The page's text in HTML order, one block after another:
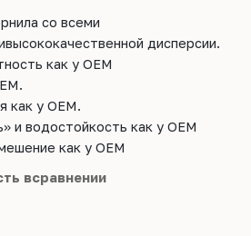
со всеми
дисперсии.
как у OEM
как у OEM.
и водостойкость как у OEM
как у OEM
всравнении